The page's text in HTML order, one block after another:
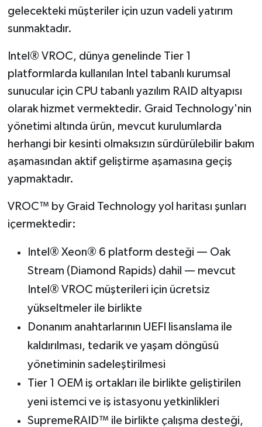
gelecekteki müşteriler için uzun vadeli yatırım
sunmaktadır.
Intel® VROC, dünya genelinde Tier 1
platformlarda kullanılan Intel tabanlı kurumsal
sunucular için CPU tabanlı yazılım RAID altyapısı
olarak hizmet vermektedir. Graid Technology'nin
yönetimi altında ürün, mevcut kurulumlarda
herhangi bir kesinti olmaksızın sürdürülebilir bakım
aşamasından aktif geliştirme aşamasına geçiş
yapmaktadır.
VROC™ by Graid Technology yol haritası şunları
içermektedir:
Intel® Xeon® 6 platform desteği — Oak
Stream (Diamond Rapids) dahil — mevcut
Intel® VROC müşterileri için ücretsiz
yükseltmeler ile birlikte
Donanım anahtarlarının UEFI lisanslama ile
kaldırılması, tedarik ve yaşam döngüsü
yönetiminin sadeleştirilmesi
Tier 1 OEM iş ortakları ile birlikte geliştirilen
yeni istemci ve iş istasyonu yetkinlikleri
SupremeRAID™ ile birlikte çalışma desteği,